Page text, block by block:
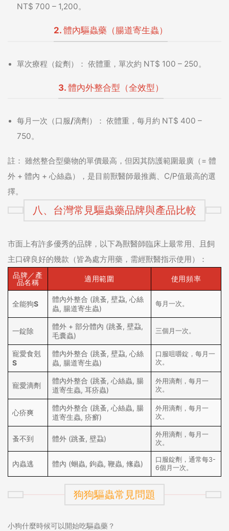
NT$ 700 – 1,200。
2. 體內驅蟲藥（腸道寄生蟲）
單次療程（錠劑）： 依體重，單次約 NT$ 100 – 250。
3. 體內外整合型（全效型）
每月一次（口服/滴劑）： 依體重，每月約 NT$ 400 –
750。
註： 雖然整合型藥物的單價最高，但因其防護範圍最廣（= 體
外 + 體內 + 心絲蟲），是目前獸醫師最推薦、C/P值最高的選
擇。
八、台灣常見驅蟲藥品牌與產品比較
市面上有許多優秀的品牌，以下為獸醫師臨床上最常用、且飼
主口碑良好的幾款（皆為處方用藥，需經獸醫指示使用）：
品牌／產
品名稱
適用範圍 使用頻率
全能狗S
體內外整合 (跳蚤, 壁蝨, 心絲
蟲, 腸道寄生蟲)
每月一次。
一錠除
體外 + 部分體內 (跳蚤, 壁蝨,
毛囊蟲)
三個月一次。
寵愛食剋
S
體內外整合 (跳蚤, 壁蝨, 心絲
蟲, 腸道寄生蟲)
口服咀嚼錠，每月一
次。
寵愛滴劑
體內外整合 (跳蚤, 心絲蟲, 腸
道寄生蟲, 耳疥蟲)
外用滴劑，每月一
次。
心疥爽
體內外整合 (跳蚤, 心絲蟲, 腸
道寄生蟲, 疥癬)
外用滴劑，每月一
次。
蚤不到 體外 (跳蚤, 壁蝨)
外用滴劑，每月一
次。
內蟲逃 體內 (蛔蟲, 鉤蟲, 鞭蟲, 絛蟲)
口服錠劑，通常每3-
6個月一次。
狗狗驅蟲常見問題
小狗什麼時候可以開始吃驅蟲藥？